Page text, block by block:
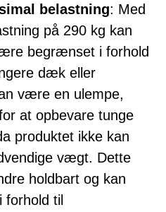
belastning: Med
på 290 kg kan
begrænset i forhold
dæk eller
være en ulempe,
at opbevare tunge
produktet ikke kan
vægt. Dette
holdbart og kan
forhold til